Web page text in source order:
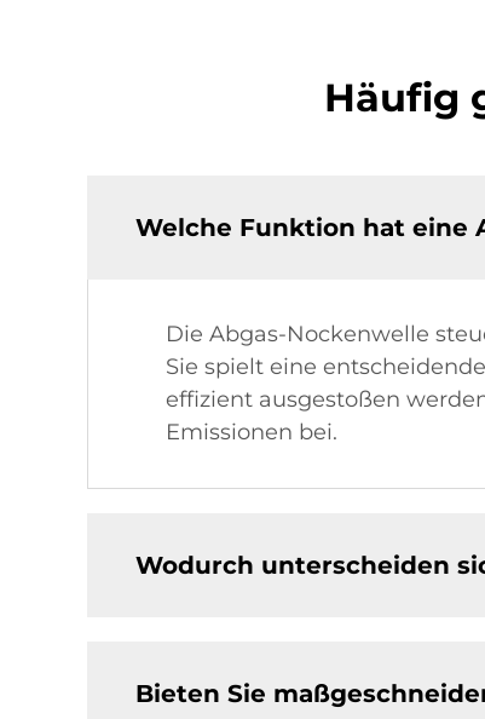
Häufig
Welche Funktion hat eine
Die Abgas-Nockenwelle
Sie spielt eine
effizient ausgestoßen
Emissionen bei.
Wodurch unterscheiden
Bieten Sie